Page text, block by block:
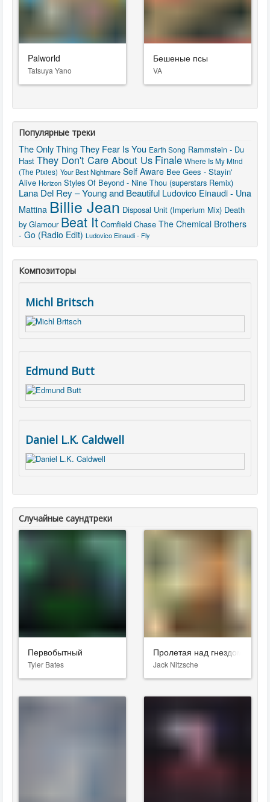
Palworld
Tatsuya Yano
Бешеные псы
VA
Популярные треки
The Only Thing They Fear Is You Earth Song Rammstein - Du
Hast They Don't Care About Us Finale Where Is My Mind
(The Pixies) Your Best Nightmare Self Aware Bee Gees - Stayin'
Alive Horizon Styles Of Beyond - Nine Thou (superstars Remix)
Lana Del Rey – Young and Beautiful Ludovico Einaudi - Una
Mattina Billie Jean Disposal Unit (Imperium Mix) Death
by Glamour Beat It Cornfield Chase The Chemical Brothers
- Go (Radio Edit) Ludovico Einaudi - Fly
Композиторы
Michl Britsch
Edmund Butt
Daniel L.K. Caldwell
Случайные саундтреки
Первобытный
Tyler Bates
Пролетая над гнездом
Jack Nitzsche